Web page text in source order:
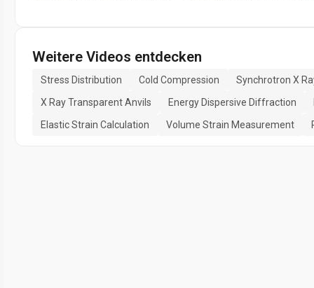
Weitere Videos entdecken
Stress Distribution Cold Compression
Synchrotron X
X Ray Transparent Anvils
Energy Dispersive Diffraction
Elastic Strain Calculation
Volume Strain Measurement